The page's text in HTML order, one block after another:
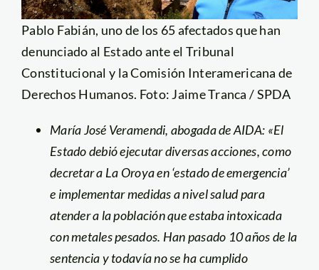
Pablo Fabián, uno de los 65 afectados que han
denunciado al Estado ante el Tribunal
Constitucional y la Comisión Interamericana de
Derechos Humanos. Foto: Jaime Tranca / SPDA
María José Veramendi, abogada de AIDA: «El
Estado debió ejecutar diversas acciones, como
decretar a La Oroya en ‘estado de emergencia’
e implementar medidas a nivel salud para
atender a la población que estaba intoxicada
con metales pesados. Han pasado 10 años de la
sentencia y todavía no se ha cumplido